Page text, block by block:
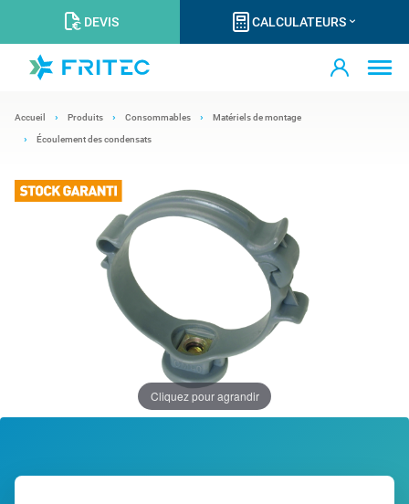
DEVIS CALCULATEURS
Accueil Produits Consommables Matériels de montage
Écoulement des condensats
Cliquez pour agrandir